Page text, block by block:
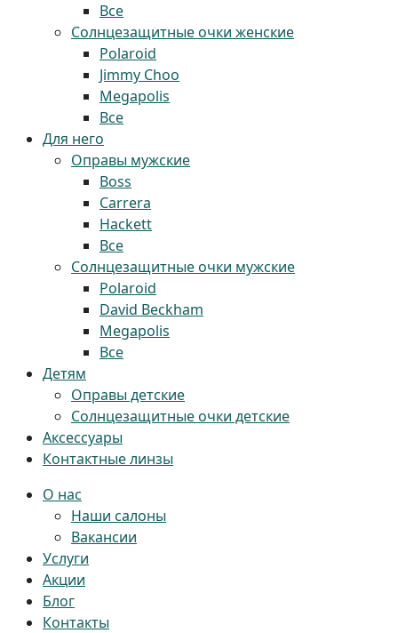
Все
Солнцезащитные очки женские
Polaroid
Jimmy Choo
Megapolis
Все
Для него
Оправы мужские
Boss
Carrera
Hackett
Все
Солнцезащитные очки мужские
Polaroid
David Beckham
Megapolis
Все
Детям
Оправы детские
Солнцезащитные очки детские
Аксессуары
Контактные линзы
О нас
Наши салоны
Вакансии
Услуги
Акции
Блог
Контакты